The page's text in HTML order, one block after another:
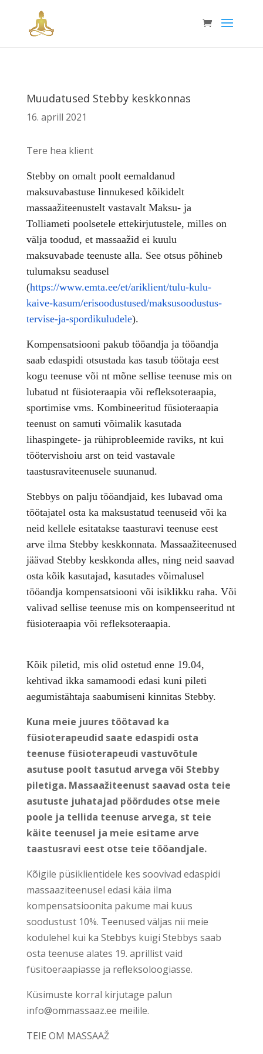
Muudatused Stebby keskkonnas
16. aprill 2021
Tere hea klient
Stebby onomalt poolt eemaldanud
maksuvabastuse linnukesed kõikidelt
massaažiteenustelt vastavalt Maksu- ja
Tolliameti poolsetele ettekirjutustele, milles on
välja toodud, et massaažid ei kuulu
maksuvabade teenuste alla. See otsuspõhineb
tulumaksuseadusel
(https://www.emta.ee/et/ariklient/tulu-kulu-
kaive-kasum/erisoodustused/maksusoodustus-
tervise-ja-spordikuludele).
Kompensatsiooni pakub tööandja ja tööandja
saab edaspidi otsustada kas tasub töötaja eest
kogu teenuse või nt mõne sellise teenuse mis on
lubatud nt füsioteraapia või refleksoteraapia,
sportimise vms. Kombineeritud füsioteraapia
teenust on samuti võimalik kasutada
lihaspingete- ja rühiprobleemide raviks, nt kui
töötervishoiu arst on teid vastavale
taastusraviteenusele suunanud.
Stebbys onpalju tööandjaid, kes lubavad oma
töötajatel osta ka maksustatud teenuseid või ka
neid kellele esitatakse taasturavi teenuse eest
arve ilma Stebby keskkonnata. Massaažiteenused
jäävad Stebbykeskkonda alles, ning neid saavad
osta kõik kasutajad, kasutades võimalusel
tööandja kompensatsiooni või isiklikku raha. Või
valivad sellise teenuse mis on kompenseeritud nt
füsioteraapia või refleksoteraapia.
Kõik piletid, mis olid ostetud enne 19.04,
kehtivad ikka samamoodi edasi kuni pileti
aegumistähtaja saabumiseni kinnitas Stebby.
Kuna meie juures töötavad ka
füsioterapeudid saate edaspidi osta
teenuse füsioterapeudi vastuvõtule
asutuse poolt tasutud arvega või Stebby
piletiga. Massaažiteenust saavad osta teie
asutuste juhatajad pöördudes otse meie
poole ja tellida teenuse arvega, st teie
käite teenusel ja meie esitame arve
taastusravi eest otse teie tööandjale.
Kõigile püsiklientidele kes soovivad edaspidi
massaaziteenusel edasi käia ilma
kompensatsioonita pakume mai kuus
soodustust 10%. Teenused väljas nii meie
kodulehel kui ka Stebbys kuigi Stebbys saab
osta teenuse alates 19. aprillist vaid
füsitoeraapiasse ja refleksoloogiasse.
Küsimuste korral kirjutage palun
info@ommassaaz.ee meilile.
TEIE OM MASSAAŽ